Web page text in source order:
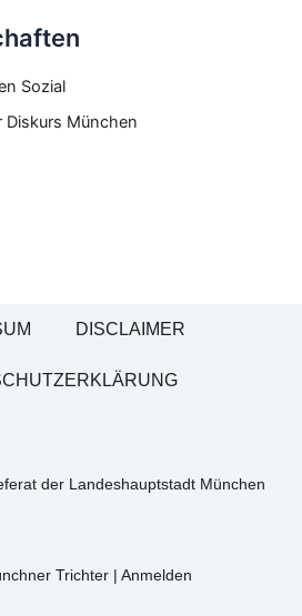
Sozial
Diskurs München
DISCLAIMER
der Landeshauptstadt München
Trichter | Anmelden